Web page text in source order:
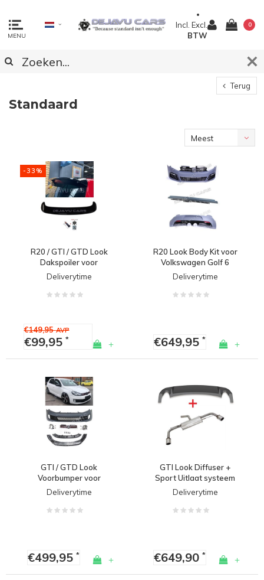
MENU
Incl. Excl.
BTW
0
Terug
Standaard
Meest
-33%
R20 / GTI / GTD Look
Dakspoiler voor
Volkswagen Golf 6
Deliverytime
€149,95AVP
€99,95 * +
R20 Look Body Kit voor
Volkswagen Golf 6
Deliverytime
€649,95* +
GTI / GTD Look
Voorbumper voor
Volkswagen Golf 6
Deliverytime
€499,95* +
GTI Look Diffuser +
Sport Uitlaat systeem
voor Volkswagen Golf 6
Deliverytime
€649,90* +